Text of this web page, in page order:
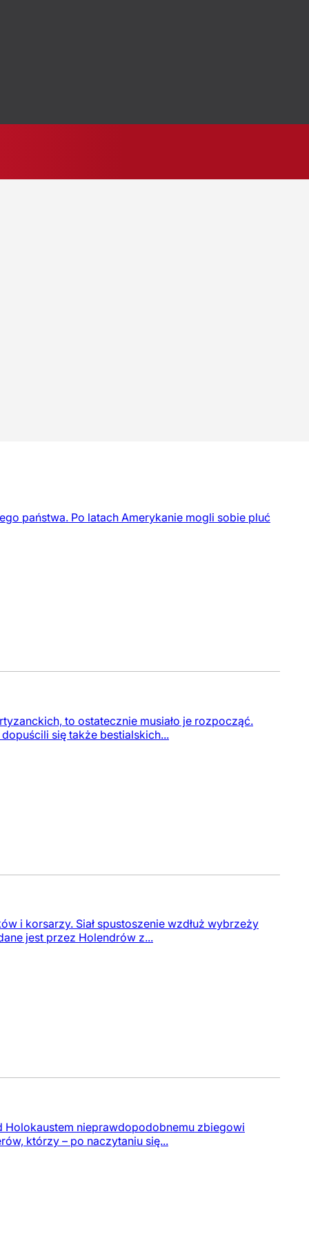
państwa. Po latach Amerykanie mogli sobie pluć
to ostatecznie musiało je rozpocząć.
dopuścili się także bestialskich...
i korsarzy. Siał spustoszenie wzdłuż wybrzeży
jest przez Holendrów z...
nieprawdopodobnemu zbiegowi
którzy – po naczytaniu się...